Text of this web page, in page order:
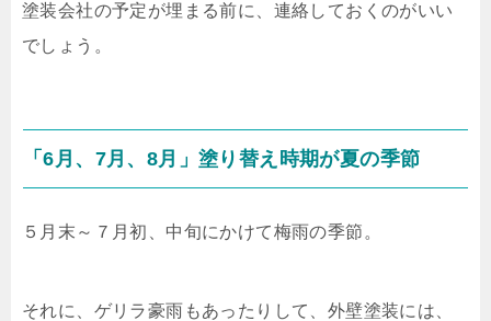
塗装会社の予定が埋まる前に、連絡しておくのがいい
でしょう。
「6月、7月、8月」塗り替え時期が夏の季節
５月末～７月初、中旬にかけて梅雨の季節。
それに、ゲリラ豪雨もあったりして、外壁塗装には、